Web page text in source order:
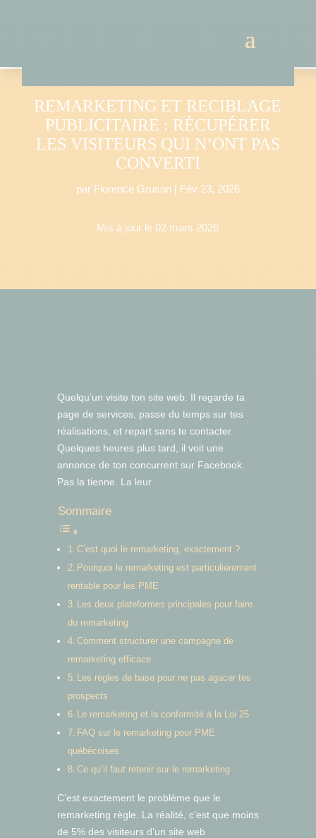
REMARKETING ET RECIBLAGE
PUBLICITAIRE : RÉCUPÉRER
LES VISITEURS QUI N’ONT PAS
CONVERTI
par Florence Gruson| Fév 23, 2026
Mis à jour le 02 mars 2026
Quelqu’un visite ton site web. Il regarde ta
page de services, passe du temps sur tes
réalisations, et repart sans te contacter.
Quelques heures plus tard, il voit une
annonce de ton concurrent sur Facebook.
Pas la tienne. La leur.
Sommaire
C’est quoi le remarketing, exactement ?
Pourquoi le remarketing est particulièrement
rentable pour les PME
Les deux plateformes principales pour faire
du remarketing
Comment structurer une campagne de
remarketing efficace
Les règles de base pour ne pas agacer tes
prospects
Le remarketing et la conformité à la Loi 25
FAQ sur le remarketing pour PME
québécoises
Ce qu’il faut retenir sur le remarketing
C’est exactement le problème que le
remarketing règle. La réalité, c’est que moins
de 5% des visiteurs d’un site web